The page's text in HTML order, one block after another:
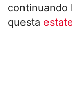
continuando
questa